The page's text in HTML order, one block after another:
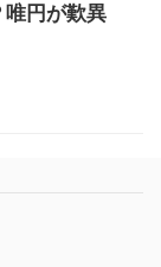
円が歎異